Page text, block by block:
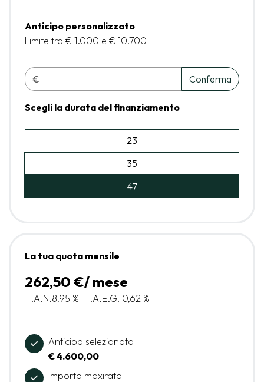
Anticipo personalizzato
Limite tra € 1.000 e € 10.700
€ Conferma
Scegli la durata del finanziamento
23
35
47
La tua quota mensile
262,50 €/ mese
T.A.N.8,95 % T.A.E.G.10,62 %
Anticipo selezionato
€ 4.600,00
Importo maxirata